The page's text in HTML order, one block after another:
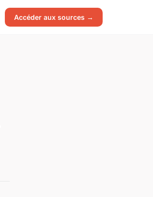
Accéder aux sources →